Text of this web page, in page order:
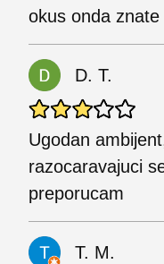
okus onda
D. T.
Ugodan
razocaravajuci
preporucam
T. M.